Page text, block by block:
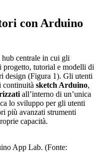
con Arduino
hub centrale in cui gli
progetto, tutorial e modelli di
design (Figura 1). Gli utenti
continuità sketch Arduino,
all’interno di un’unica
lo sviluppo per gli utenti
più avanzati strumenti
capacità.
App Lab. (Fonte: